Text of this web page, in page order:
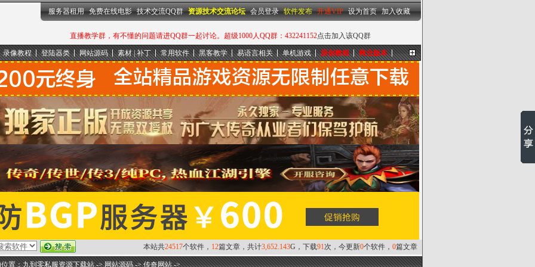
设为首页|加入收藏
直播教学群，有不懂的问题请进QQ群一起讨论。超级1000人QQ群：432241152点击加入该QQ群
服务器租用 免费在线电影 技术交流QQ群 资源技术交流论坛 会员登录 软件发布 开通VIP 设为首页 加入收藏
更多...
录像教程 登陆器类 网站源码 素材 | 补丁 常用软件 黑客教学 易语言相关 单机游戏 原创教程 商业版本
本站共24517个软件， 12篇文章，共计3,652.143G，下载91次，今更新0个软件， 0篇文章
置：九到零私服资源下载站->网站源码->传奇网站->